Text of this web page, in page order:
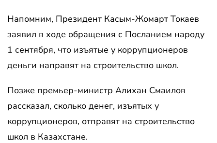
Напомним, Президент Касым-Жомарт Токаев
заявил в ходе обращения с Посланием народу
1 сентября, что изъятые у коррупционеров
деньги направят на строительство школ.
Позже премьер-министр Алихан Смаилов
рассказал, сколько денег, изъятых у
коррупционеров, отправят на строительство
школ в Казахстане.